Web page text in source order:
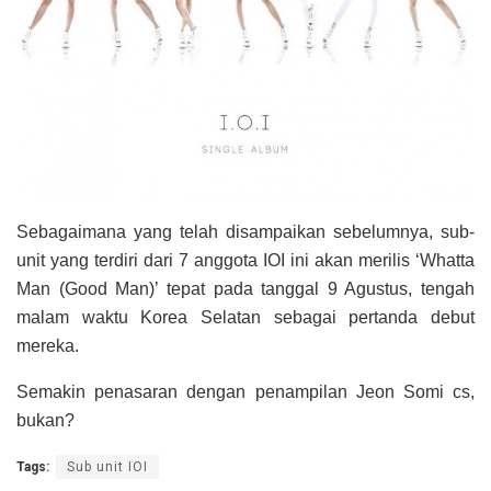
Sebagaimana yang telah disampaikan sebelumnya, sub-
unit yang terdiri dari 7 anggota IOI ini akan merilis ‘Whatta
Man (Good Man)’ tepat pada tanggal 9 Agustus, tengah
malam waktu Korea Selatan sebagai pertanda debut
mereka.
Semakin penasaran dengan penampilan Jeon Somi cs,
bukan?
Tags: Sub unit IOI